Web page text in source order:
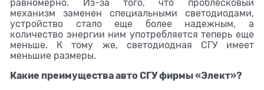
равномерно. Из-за того, что проблесковый
механизм заменен специальными светодиодами,
устройство стало еще более надежным, а
количество энергии ним употребляется теперь еще
меньше. К тому же, светодиодная СГУ имеет
меньшие размеры.
Какие преимущества авто СГУ фирмы «Элект»?